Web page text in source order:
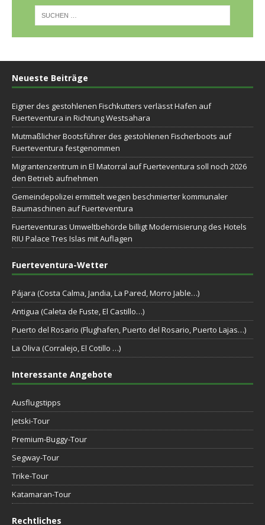
Neueste Beiträge
Eigner des gestohlenen Fischkutters verlässt Hafen auf
Fuerteventura in Richtung Westsahara
Mutmaßlicher Bootsführer des gestohlenen Fischerboots auf
Fuerteventura festgenommen
Migrantenzentrum in El Matorral auf Fuerteventura soll noch 2026
den Betrieb aufnehmen
Gemeindepolizei ermittelt wegen beschmierter kommunaler
Baumaschinen auf Fuerteventura
Fuerteventuras Umweltbehörde billigt Modernisierung des Hotels
RIU Palace Tres Islas mit Auflagen
Fuerteventura-Wetter
Pájara (Costa Calma, Jandia, La Pared, Morro Jable…)
Antigua (Caleta de Fuste, El Castillo…)
Puerto del Rosario (Flughafen, Puerto del Rosario, Puerto Lajas…)
La Oliva (Corralejo, El Cotillo …)
Interessante Angebote
Ausflugstipps
Jetski-Tour
Premium-Buggy-Tour
Segway-Tour
Trike-Tour
Katamaran-Tour
Rechtliches